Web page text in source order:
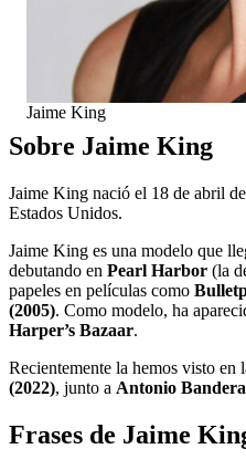
Jaime King
Sobre Jaime King
Jaime King nació el 18 de abril
Estados Unidos.
Jaime King es una modelo que
debutando en Pearl Harbor (la
papeles en películas como
(2005). Como modelo, ha
Harper’s Bazaar.
Recientemente la hemos visto en
(2022), junto a Antonio
Frases de Jaime